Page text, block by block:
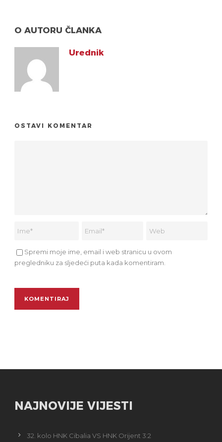
O AUTORU ČLANKA
Urednik
OSTAVI KOMENTAR
Spremi moje ime, email i web stranicu u ovom
pregledniku za sljedeći puta kada komentiram.
NAJNOVIJE VIJESTI
32. kolo HNK Cibalia VS HNK Orijent 3:2